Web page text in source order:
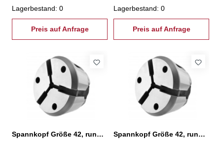
Lagerbestand: 0
Preis auf Anfrage
Lagerbestand: 0
Preis auf Anfrage
Spannkopf Größe 42, rund, glatt, Ø 31,5 mm
Spannkopf Größe 42, rund, glatt, Ø 32,0 mm